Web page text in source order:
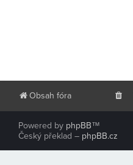
Obsah fóra
Powered by phpBB™
Český překlad – phpBB.cz